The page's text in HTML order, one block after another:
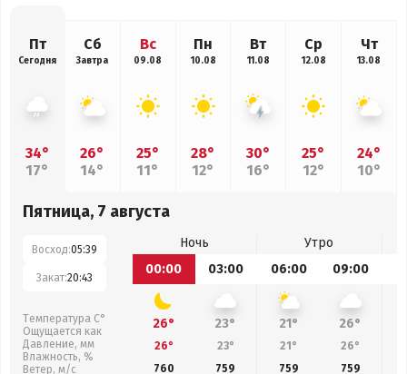
Пт
Сегодня
34°
17°
Сб
Завтра
26°
14°
Вс
09.08
25°
11°
Пн
10.08
28°
12°
Вт
11.08
30°
16°
Ср
12.08
25°
12°
Чт
13.08
24°
10°
Пятница, 7 августа
Восход:05:39
Закат:20:43
Температура С°
Ощущается как
Давление, мм
Влажность, %
Ветер, м/с
Ночь
Утро
00:00
03:00 06:00 09:00
26° 23° 21° 26°
26° 23° 21° 26°
760
759 759 759